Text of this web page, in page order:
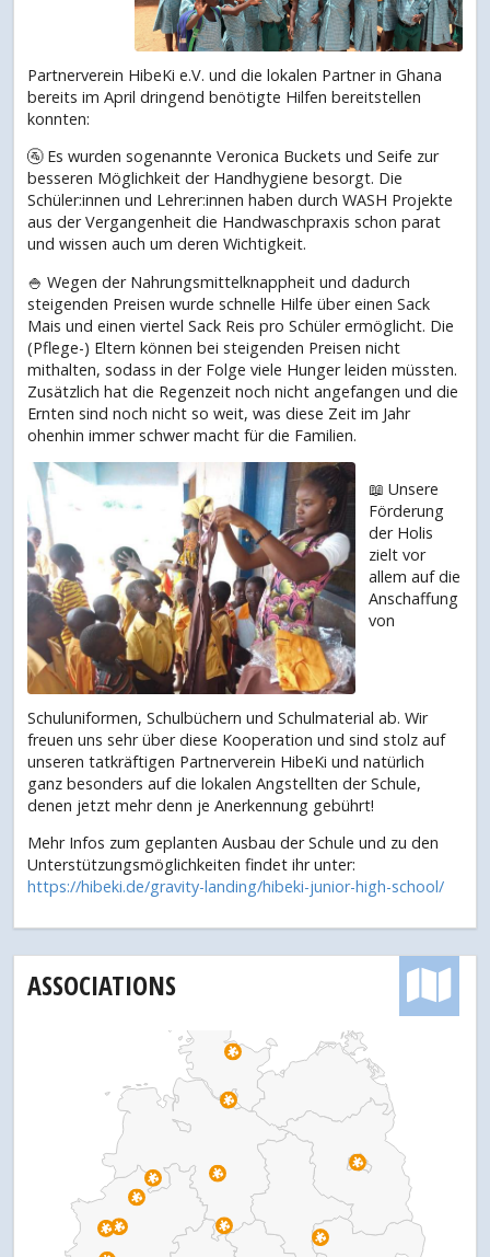
Partnerverein HibeKi e.V. und die lokalen Partner in Ghana
bereits im April dringend benötigte Hilfen bereitstellen
konnten:
🚰 Es wurden sogenannte Veronica Buckets und Seife zur
besseren Möglichkeit der Handhygiene besorgt. Die
Schüler:innen und Lehrer:innen haben durch WASH Projekte
aus der Vergangenheit die Handwaschpraxis schon parat
und wissen auch um deren Wichtigkeit.
🍚 Wegen der Nahrungsmittelknappheit und dadurch
steigenden Preisen wurde schnelle Hilfe über einen Sack
Mais und einen viertel Sack Reis pro Schüler ermöglicht. Die
(Pflege-) Eltern können bei steigenden Preisen nicht
mithalten, sodass in der Folge viele Hunger leiden müssten.
Zusätzlich hat die Regenzeit noch nicht angefangen und die
Ernten sind noch nicht so weit, was diese Zeit im Jahr
ohenhin immer schwer macht für die Familien.
📖 Unsere
Förderung
der Holis
zielt vor
allem auf die
Anschaffung
von
Schuluniformen, Schulbüchern und Schulmaterial ab. Wir
freuen uns sehr über diese Kooperation und sind stolz auf
unseren tatkräftigen Partnerverein HibeKi und natürlich
ganz besonders auf die lokalen Angstellten der Schule,
denen jetzt mehr denn je Anerkennung gebührt!
Mehr Infos zum geplanten Ausbau der Schule und zu den
Unterstützungsmöglichkeiten findet ihr unter:
https://hibeki.de/gravity-landing/hibeki-junior-high-school/
ASSOCIATIONS